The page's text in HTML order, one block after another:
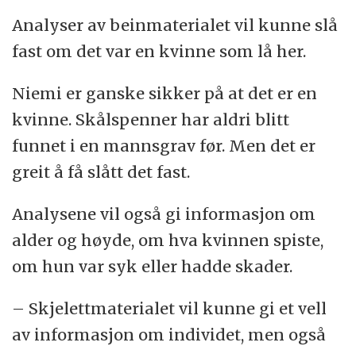
Analyser av beinmaterialet vil kunne slå
fast om det var en kvinne som lå her.
Niemi er ganske sikker på at det er en
kvinne. Skålspenner har aldri blitt
funnet i en mannsgrav før. Men det er
greit å få slått det fast.
Analysene vil også gi informasjon om
alder og høyde, om hva kvinnen spiste,
om hun var syk eller hadde skader.
– Skjelettmaterialet vil kunne gi et vell
av informasjon om individet, men også